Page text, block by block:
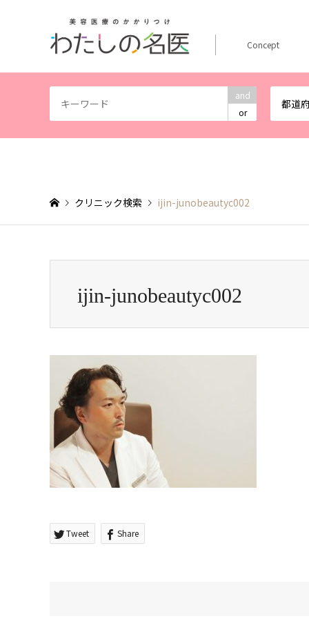
and
or
都道
Concept
クリニック検索 ijin-junobeautyc002
ijin-junobeautyc002
Tweet Share